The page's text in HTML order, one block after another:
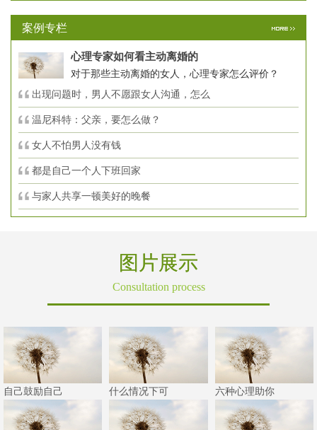
案例专栏
心理专家如何看主动离婚的
对于那些主动离婚的女人，心理专家怎么评价？
出现问题时，男人不愿跟女人沟通，怎么
温尼科特：父亲，要怎么做？
女人不怕男人没有钱
都是自己一个人下班回家
与家人共享一顿美好的晚餐
图片展示
Consultation process
自己鼓励自己 什么情况下可 六种心理助你